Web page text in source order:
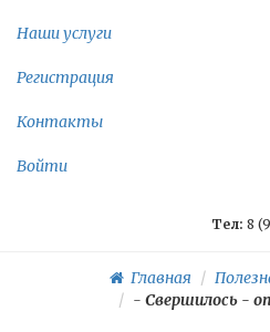
Наши услуги
Регистрация
Контакты
Войти
Тел: 8
Главная
- Свершилось -